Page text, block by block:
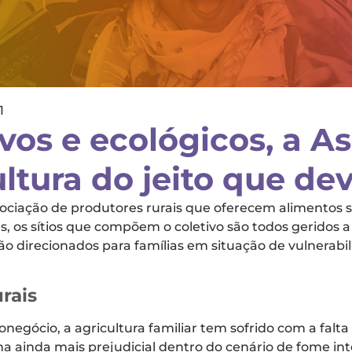
e ecológicos, a
do jeito que
de produtores rurais que oferecem
os sítios que compõem o coletivo são todos
direcionados para famílias em situação de
a agricultura familiar tem sofrido com a
ainda mais prejudicial dentro do cenário de fome